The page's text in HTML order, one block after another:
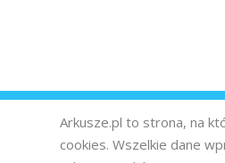
Arkusze.pl to strona, na
cookies. Wszelkie dane